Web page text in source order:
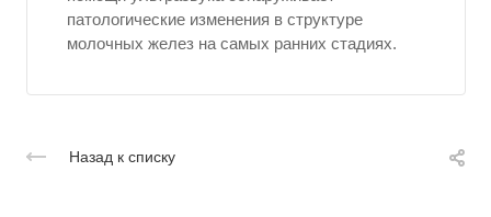
патологические изменения в структуре
молочных желез на самых ранних стадиях.
Назад к списку